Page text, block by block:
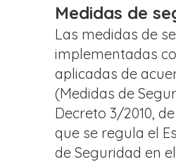
Medidas de
Las medidas de
implementadas
aplicadas de
(Medidas de
Decreto 3/2010,
que se regula el
de Seguridad en